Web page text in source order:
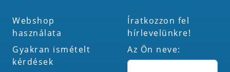
Webshop
használata
Gyakran ismételt
kérdések
Íratkozzon fel
hírlevelünkre!
Az Ön neve: